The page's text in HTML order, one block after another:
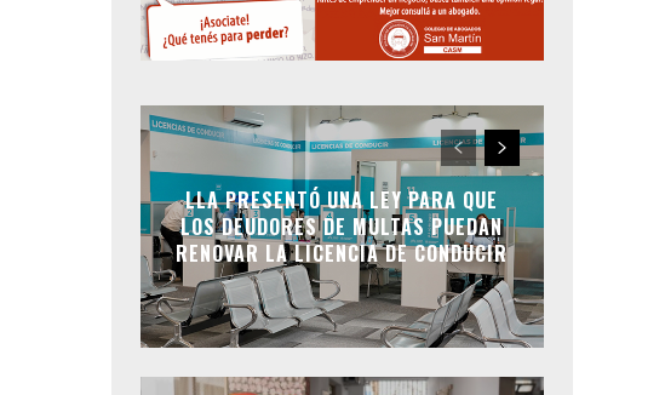
LLA PRESENTÓ UNA LEY PARA QUE
LOS DEUDORES DE MULTAS PUEDAN
RENOVAR LA LICENCIA DE CONDUCIR